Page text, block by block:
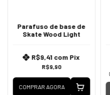
Parafuso de base de
Skate Wood Light
R$9,90
R$9,41 com Pix
COMPRAR AGORA